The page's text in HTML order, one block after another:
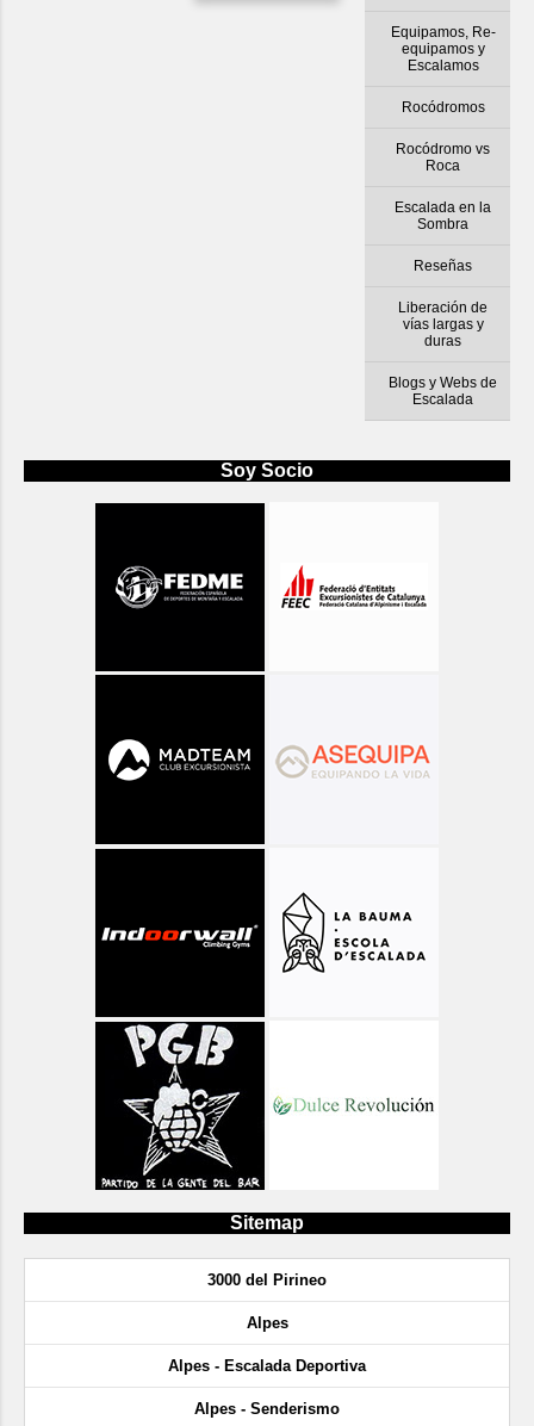
Equipamos, Re-
equipamos y
Escalamos
Rocódromos
Rocódromo vs
Roca
Escalada en la
Sombra
Reseñas
Liberación de
vías largas y
duras
Blogs y Webs de
Escalada
Soy Socio
Sitemap
3000 del Pirineo
Alpes
Alpes - Escalada Deportiva
Alpes - Senderismo